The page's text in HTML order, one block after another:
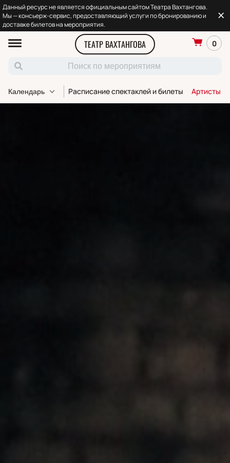
Данный ресурс не является официальным сайтом Театра Вахтангова.
Мы — консьерж-сервис, предоставляющий услуги по бронированию и
доставке билетов на мероприятия.
ТЕАТР ВАХТАНГОВА 0
Календарь Расписание спектаклей и билеты Артисты